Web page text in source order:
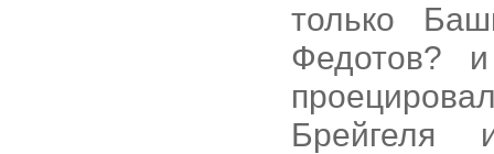
только
Федотов?
Брейгеля